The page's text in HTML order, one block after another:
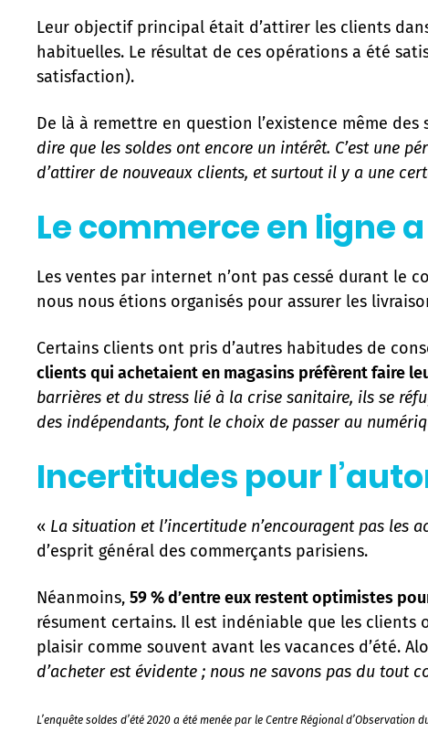
Leur objectif principal était d’attirer les clients
habituelles. Le résultat de ces opérations a été
satisfaction).
De là à remettre en question l’existence même
dire que les soldes ont encore un intérêt. C’est une
d’attirer de nouveaux clients, et surtout il y a une
Le commerce en ligne
Les ventes par internet n’ont pas cessé durant le
nous nous étions organisés pour assurer les
Certains clients ont pris d’autres habitudes de
clients qui achetaient en magasins préfèrent faire
barrières et du stress lié à la crise sanitaire, ils se
des indépendants, font le choix de passer au
Incertitudes pour
« La situation et l’incertitude n’encouragent pas les
d’esprit général des commerçants parisiens.
Néanmoins, 59 % d’entre eux restent optimistes
résument certains. Il est indéniable que les clients
plaisir comme souvent avant les vacances d’été.
d’acheter est évidente ; nous ne savons pas du tout
L’enquête soldes d’été 2020 a été menée par le Centre Régional